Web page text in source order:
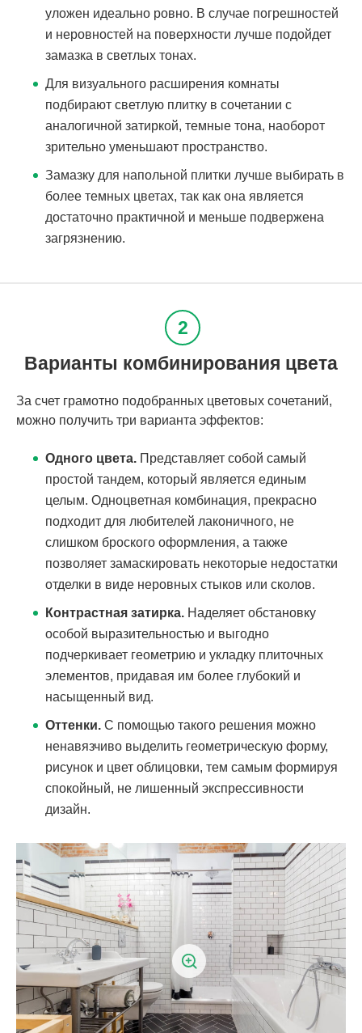
уложен идеально ровно. В случае погрешностей
и неровностей на поверхности лучше подойдет
замазка в светлых тонах.
Для визуального расширения комнаты
подбирают светлую плитку в сочетании с
аналогичной затиркой, темные тона, наоборот
зрительно уменьшают пространство.
Замазку для напольной плитки лучше выбирать в
более темных цветах, так как она является
достаточно практичной и меньше подвержена
загрязнению.
Варианты комбинирования цвета
За счет грамотно подобранных цветовых сочетаний,
можно получить три варианта эффектов:
Одного цвета. Представляет собой самый
простой тандем, который является единым
целым. Одноцветная комбинация, прекрасно
подходит для любителей лаконичного, не
слишком броского оформления, а также
позволяет замаскировать некоторые недостатки
отделки в виде неровных стыков или сколов.
Контрастная затирка. Наделяет обстановку
особой выразительностью и выгодно
подчеркивает геометрию и укладку плиточных
элементов, придавая им более глубокий и
насыщенный вид.
Оттенки. С помощью такого решения можно
ненавязчиво выделить геометрическую форму,
рисунок и цвет облицовки, тем самым формируя
спокойный, не лишенный экспрессивности
дизайн.